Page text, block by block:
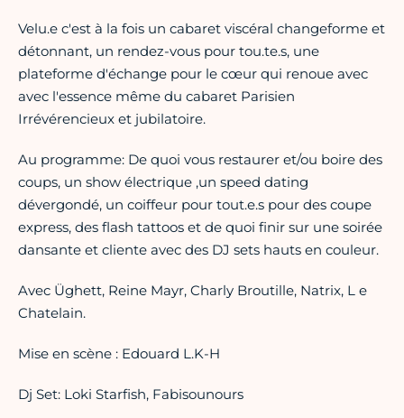
Velu.e c'est à la fois un cabaret viscéral changeforme et
détonnant, un rendez-vous pour tou.te.s, une
plateforme d'échange pour le cœur qui renoue avec
avec l'essence même du cabaret Parisien
Irrévérencieux et jubilatoire.
Au programme: De quoi vous restaurer et/ou boire des
coups, un show électrique ,un speed dating
dévergondé, un coiffeur pour tout.e.s pour des coupe
express, des flash tattoos et de quoi finir sur une soirée
dansante et cliente avec des DJ sets hauts en couleur.
Avec Üghett, Reine Mayr, Charly Broutille, Natrix, L e
Chatelain.
Mise en scène : Edouard L.K-H
Dj Set: Loki Starfish, Fabisounours